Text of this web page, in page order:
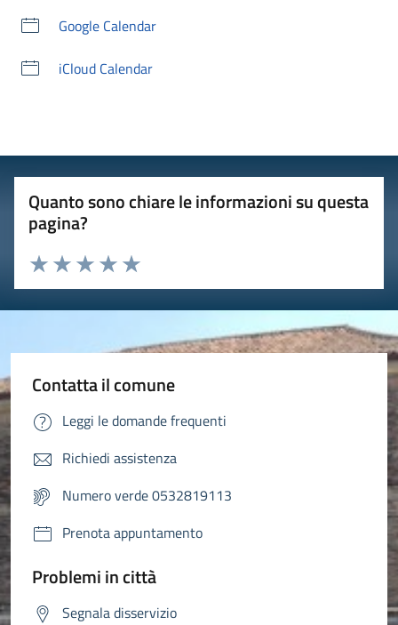
Google Calendar
iCloud Calendar
Quanto sono chiare le informazioni su questa
pagina?
Valuta 5 stelle su 5
Valuta 4 stelle su 5
Valuta 3 stelle su 5
Valuta 2 stelle su 5
Valuta 1 stelle su 5
Contatta il comune
Leggi le domande frequenti
Richiedi assistenza
Numero verde 0532819113
Prenota appuntamento
Problemi in città
Segnala disservizio